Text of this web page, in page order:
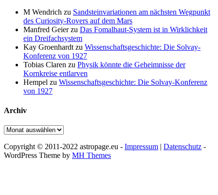
M Wendrich zu Sandsteinvariationen am nächsten Wegpunkt
des Curiosity-Rovers auf dem Mars
Manfred Geierzu Das Fomalhaut-System ist in Wirklichkeit
ein Dreifachsystem
Kay Groenhardt zu Wissenschaftsgeschichte: Die Solvay-
Konferenz von 1927
Tobias Claren zu Physik könnte die Geheimnisse der
Kornkreise entlarven
Hempel zu Wissenschaftsgeschichte: Die Solvay-Konferenz
von 1927
Archiv
Archiv
Copyright © 2011-2022 astropage.eu - Impressum | Datenschutz -
WordPress Theme by MH Themes